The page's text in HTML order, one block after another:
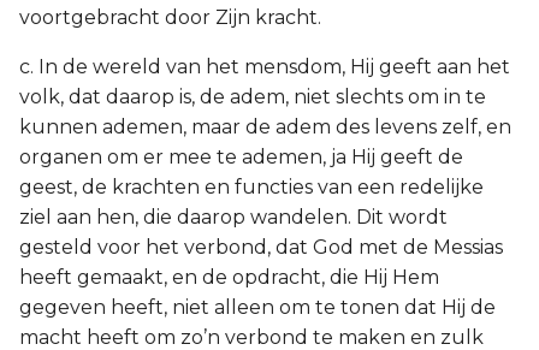
voortgebracht door Zijn kracht.
c. In de wereld van het mensdom, Hij geeft aan het
volk, dat daarop is, de adem, niet slechts om in te
kunnen ademen, maar de adem des levens zelf, en
organen om er mee te ademen, ja Hij geeft de
geest, de krachten en functies van een redelijke
ziel aan hen, die daarop wandelen. Dit wordt
gesteld voor het verbond, dat God met de Messias
heeft gemaakt, en de opdracht, die Hij Hem
gegeven heeft, niet alleen om te tonen dat Hij de
macht heeft om zo’n verbond te maken en zulk